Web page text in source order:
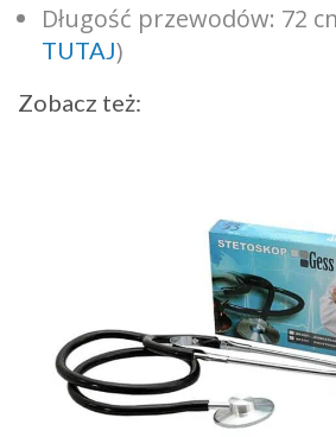
Długość przewodów: 72
TUTAJ)
Zobacz też: